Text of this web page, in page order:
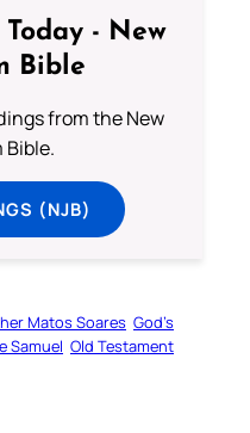
- New
Bible
from the New
Bible.
(NJB)
Matos Soares God’s
Samuel Old Testament